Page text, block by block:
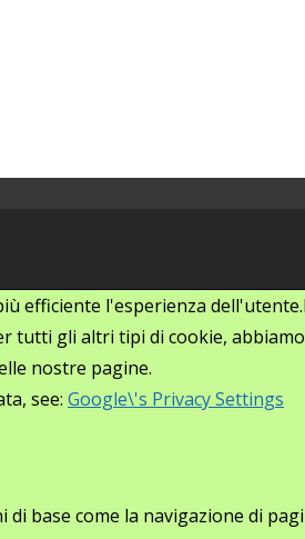
efficiente l'esperienza
gli altri tipi di cookie,
nostre pagine.
see: Google\'s Privacy Settings
base come la navigazione di